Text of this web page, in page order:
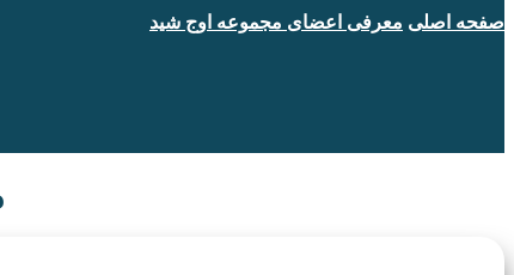
صفحه اصلی معرفی اعضای مجموعه اوج شید